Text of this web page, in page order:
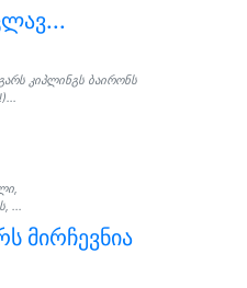
კიპლინგს ბაირონს
...
მირჩევნია